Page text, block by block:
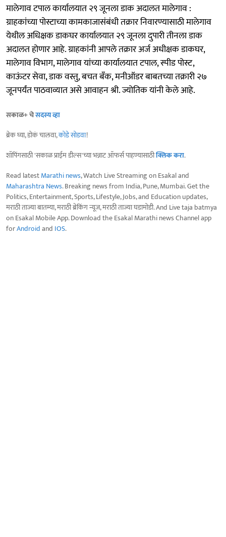
मालेगाव टपाल कार्यालयात २९ जूनला डाक अदालत मालेगाव :
ग्राहकांच्या पोस्टाच्या कामकाजासंबंधी तक्रार निवारण्यासाठी मालेगाव
येथील अधिक्षक डाकघर कार्यालयात २९ जूनला दुपारी तीनला डाक
अदालत होणार आहे. ग्राहकांनी आपले तक्रार अर्ज अधीक्षक डाकघर,
मालेगाव विभाग, मालेगाव यांच्या कार्यालयात टपाल, स्पीड पोस्ट,
काऊंटर सेवा, डाक वस्तु, बचत बँक, मनीऑडर बाबतच्या तक्रारी २७
जूनपर्यंत पाठवाव्यात असे आवाहन श्री. ज्योतिक यांनी केले आहे.
सकाळ+ चेसदस्य व्हा
ब्रेक घ्या, डोकं चालवा,कोडे सोडवा!
शॉपिंगसाठी 'सकाळ प्राईम डील्स'च्या भन्नाट ऑफर्स पाहण्यासाठीक्लिक करा.
Read latestMarathi news, Watch Live Streaming on Esakal and
Maharashtra News. Breaking news from India, Pune, Mumbai. Get the
Politics, Entertainment, Sports, Lifestyle, Jobs, and Education updates,
मराठी ताज्या बातम्या, मराठी ब्रेकिंग न्यूज, मराठी ताज्या घडामोडी. And Live taja batmya
on Esakal Mobile App. Download the Esakal Marathi news Channel app
forAndroidand IOS.